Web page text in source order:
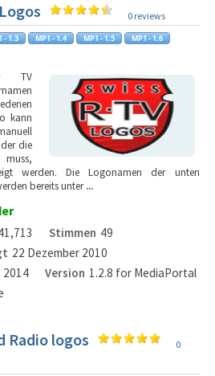
0 reviews
TV
kann
die
werden. Die Logonamen der unten
bereits unter...
Stimmen 49
22 Dezember 2010
2014 Version 1.2.8 for MediaPortal
Radio logos
0